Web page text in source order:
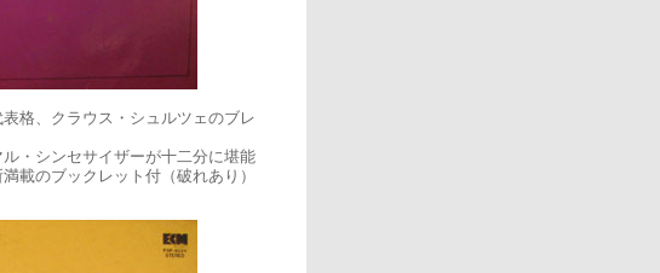
格、クラウス・シュルツェのブレ
・シンセサイザーが十二分に堪能
載のブックレット付（破れあり）